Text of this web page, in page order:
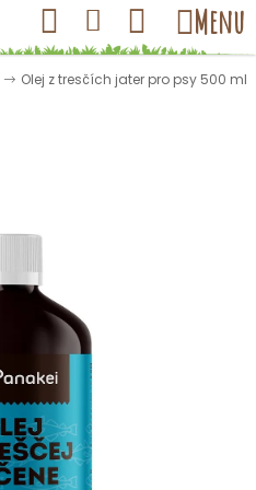
Hledat Přihlášení
Nákupní
košík
Menu
Olej z tresčích jater pro psy 500 ml